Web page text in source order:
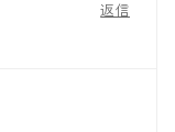
返信